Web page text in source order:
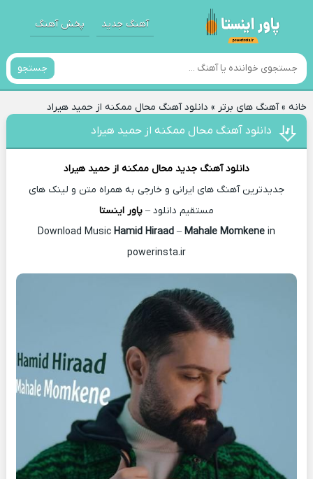
آهنگ جدید پخش آهنگ
جستجو
خانه»آهنگ های برتر » دانلود آهنگ محال ممکنه از حمید هیراد
دانلود آهنگ محال ممکنه از حمید هیراد
دانلود آهنگ جدید محال ممکنه از حمید هیراد
جدیدترین آهنگ های ایرانی و خارجی به همراه متن و لینک های
مستقیم دانلود – پاور اینستا
Hamid Hiraad– Mahale Momkene in
powerinsta.ir